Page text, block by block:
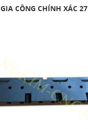
GIA CÔNG CHÍNH XÁC 27